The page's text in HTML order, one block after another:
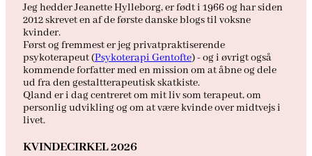
Jeg hedder Jeanette Hylleborg, er født i 1966 og har siden
2012 skrevet en af de første danske blogs til voksne
kvinder.
Først og fremmest er jeg privatpraktiserende
psykoterapeut (Psykoterapi Gentofte) - og i øvrigt også
kommende forfatter med en mission om at åbne og dele
ud fra den gestaltterapeutisk skatkiste.
Qland er i dag centreret om mit liv som terapeut, om
personlig udvikling og om at være kvinde over midtvejs i
livet.
KVINDECIRKEL 2026